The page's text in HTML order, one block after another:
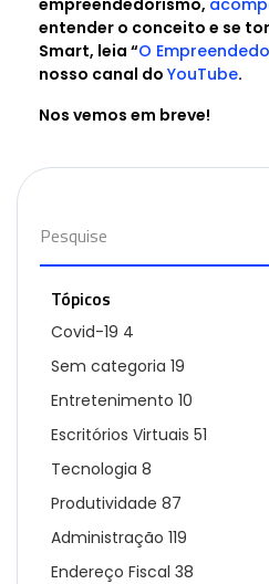
entender o conceito e se
Smart, leia “O
nosso canal do YouTube.
Nos vemos em breve!
Tópicos
Covid-19 4
Sem categoria 19
Entretenimento 10
Escritórios Virtuais 51
Tecnologia 8
Produtividade 87
Administração 119
Endereço Fiscal 38